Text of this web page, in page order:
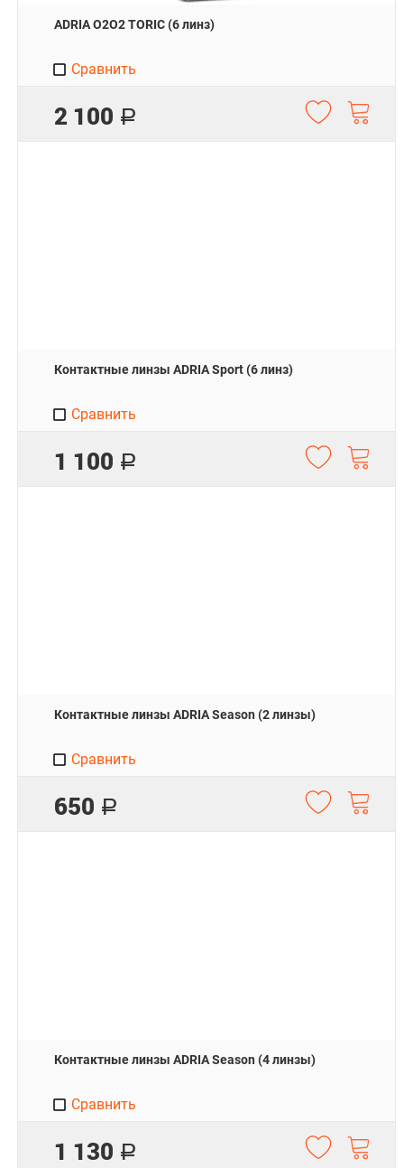
ADRIA O2O2 TORIC (6 линз)
2 100 Р
Сравнить
Контактные линзы ADRIA Sport (6 линз)
1 100 Р
Сравнить
Контактные линзы ADRIA Season (2 линзы)
650 Р
Сравнить
Контактные линзы ADRIA Season (4 линзы)
1 130 Р
Сравнить